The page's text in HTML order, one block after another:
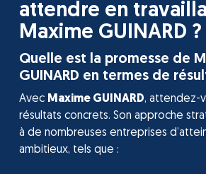
attendre en
Maxime GUINARD ?
Quelle est la promesse de
GUINARD en termes de
Avec Maxime GUINARD, attendez-
résultats concrets. Son approche
à de nombreuses entreprises
ambitieux, tels que :